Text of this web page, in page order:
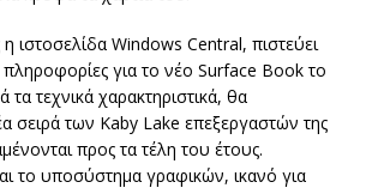
ιστοσελίδα Windows Central, πιστεύει
πληροφορίες για το νέο Surface Book το
τεχνικά χαρακτηριστικά, θα
σειρά των Kaby Lake επεξεργαστών της
προς τα τέλη του έτους.
το υποσύστημα γραφικών, ικανό για